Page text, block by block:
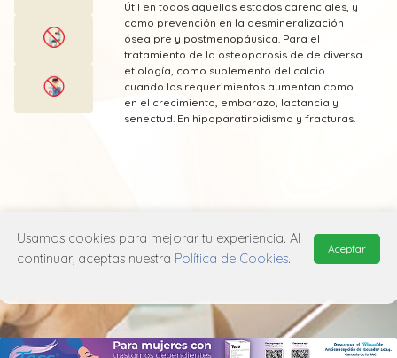
Útil en todos aquellos estados carenciales, y
como prevención en la desmineralización
ósea pre y postmenopáusica. Para el
tratamiento de la osteoporosis de de diversa
etiología, como suplemento del calcio
cuando los requerimientos aumentan como
en el crecimiento, embarazo, lactancia y
senectud. En hipoparatiroidismo y fracturas.
Grünenthal publicada en el Vademecum
Farmacéutico Edifarm (ISBN: 9798281009201)
Usamos cookies para mejorar tu experiencia. Al
continuar, aceptas nuestra Política de Cookies.
Aceptar